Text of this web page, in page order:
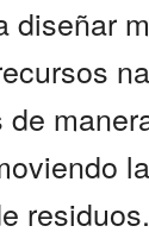
diseñar
de